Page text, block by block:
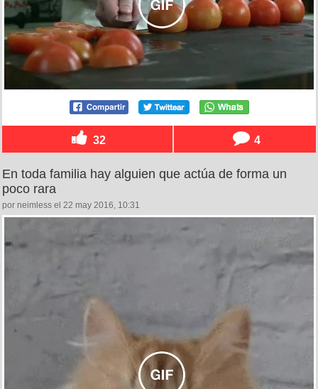
32 4
En toda familia hay alguien que actúa de forma un
poco rara
por neimless el 22 may 2016, 10:31